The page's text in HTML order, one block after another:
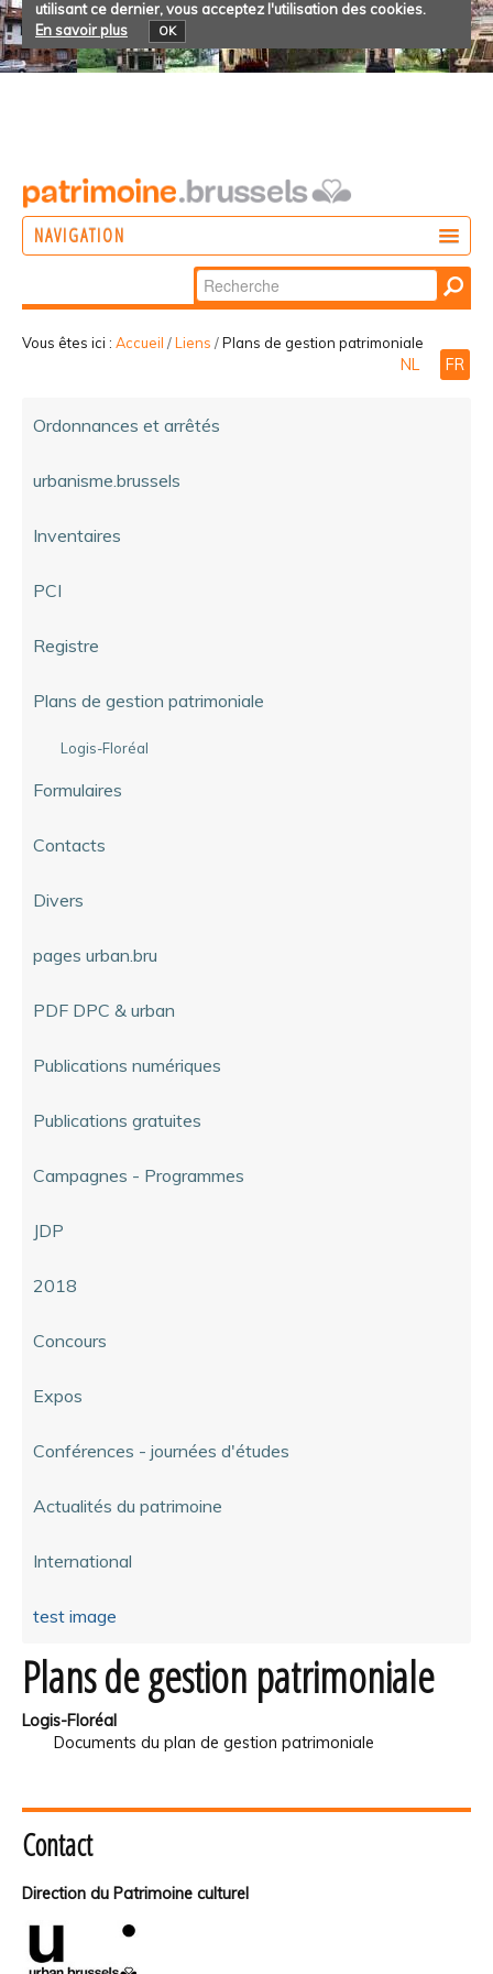
utilisant ce dernier, vous acceptez l'utilisation des cookies.
En savoir plus
OK
NAVIGATION
Chercher par
Recherche
avancée…
Vous êtes ici : Accueil /Liens /Plans de gestion patrimoniale
NL FR
Ordonnances et arrêtés
urbanisme.brussels
Inventaires
PCI
Registre
Plans de gestion patrimoniale
Logis-Floréal
Formulaires
Contacts
Divers
pages urban.bru
PDF DPC & urban
Publications numériques
Publications gratuites
Campagnes - Programmes
JDP
2018
Concours
Expos
Conférences - journées d'études
Actualités du patrimoine
International
test image
Plans de gestion patrimoniale
Logis-Floréal
Documents du plan de gestion patrimoniale
Contact
Direction du Patrimoine culturel